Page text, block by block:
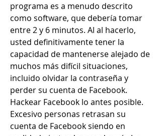
programa es a menudo descrito
como software, que debería tomar
entre 2 y 6 minutos. Al al hacerlo,
usted definitivamente tener la
capacidad de mantenerse alejado de
muchos más difícil situaciones,
incluido olvidar la contraseña y
perder su cuenta de Facebook.
Hackear Facebook lo antes posible.
Excesivo personas retrasan su
cuenta de Facebook siendo en